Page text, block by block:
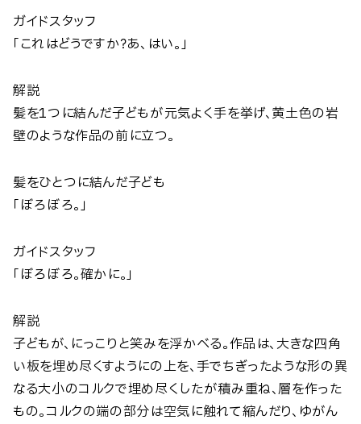
ガイドスタッフ
「これはどうですか？あ、はい。」
解説
髪を1つに結んだ子どもが元気よく手を挙げ、黄土色の岩
壁のような作品の前に立つ。
髪をひとつに結んだ子ども
「ぼろぼろ。」
ガイドスタッフ
「ぼろぼろ。確かに。」
解説
子どもが、にっこりと笑みを浮かべる。作品は、大きな四角
い板を埋め尽くすようにの上を、手でちぎったような形の異
なる大小のコルクで埋め尽くしたが積み重ね、層を作った
もの。コルクの端の部分は空気に触れて縮んだり、ゆがん